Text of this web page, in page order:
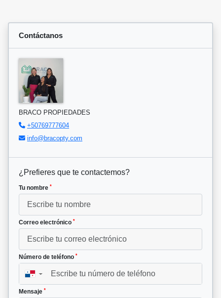
Contáctanos
BRACO PROPIEDADES
+50769777604
info@bracopty.com
¿Prefieres que te contactemos?
Tu nombre *
Correo electrónico *
Número de teléfono *
▼
Mensaje *